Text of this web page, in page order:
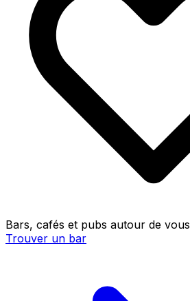
Bars, cafés et pubs autour de vous
Trouver un bar